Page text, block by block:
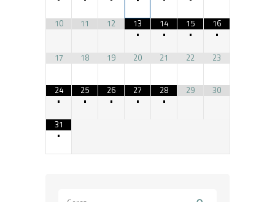
10 11 12
13
•
14
•
15
•
16
•
17
18 19 20 21 22 23
24
•
25
•
26
•
27
•
28
•
29 30
31
•